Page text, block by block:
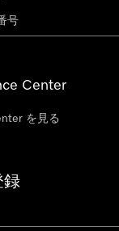
Center
を見る
録